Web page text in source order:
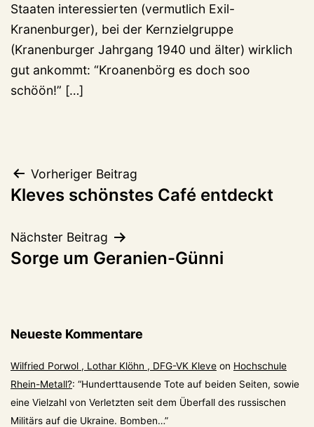
Staaten interessierten (vermutlich Exil-
Kranenburger), bei der Kernzielgruppe
(Kranenburger Jahrgang 1940 und älter) wirklich
gut ankommt: “Kroanenbörg es doch soo
schöön!” […]
Beitragsnavigation
Vorheriger Beitrag
Kleves schönstes Café entdeckt
Nächster Beitrag
Sorge um Geranien-Günni
Neueste Kommentare
Wilfried Porwol , Lothar Klöhn , DFG-VK Kleve on Hochschule
Rhein-Metall?: “Hunderttausende Tote auf beiden Seiten, sowie
eine Vielzahl von Verletzten seit dem Überfall des russischen
Militärs auf die Ukraine. Bomben…”